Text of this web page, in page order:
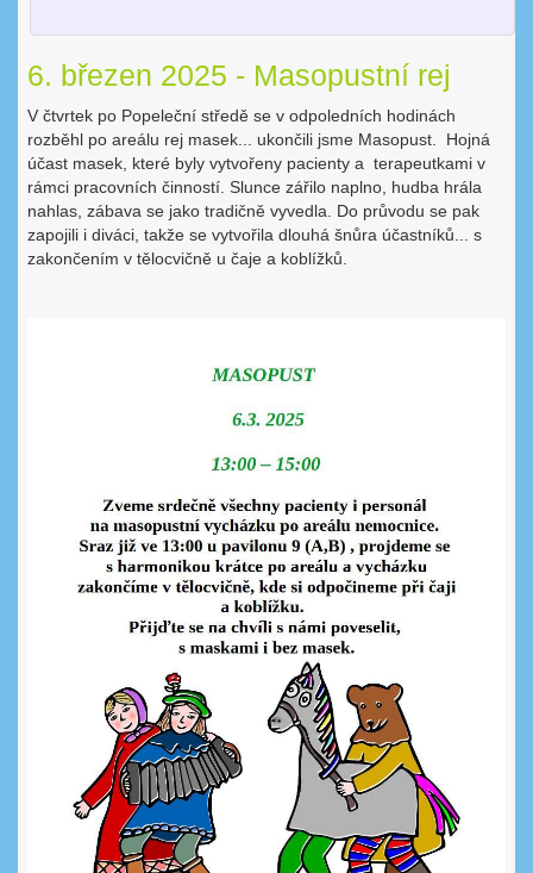
6. březen 2025 - Masopustní rej
V čtvrtek po Popeleční středě se v odpoledních hodinách
rozběhl po areálu rej masek... ukončili jsme Masopust. Hojná
účast masek, které byly vytvořeny pacienty a terapeutkami v
rámci pracovních činností. Slunce zářilo naplno, hudba hrála
nahlas, zábava se jako tradičně vyvedla. Do průvodu se pak
zapojili i diváci, takže se vytvořila dlouhá šnůra účastníků... s
zakončením v tělocvičně u čaje a koblížků.